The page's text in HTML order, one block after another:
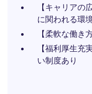
【キャリアの
に関われる環
【柔軟な働き
【福利厚生充
い制度あり